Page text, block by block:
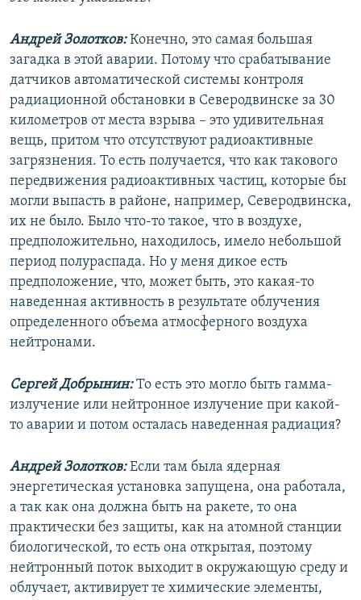
Андрей Золотков:Конечно, это самая большая
загадка в этой аварии. Потому что срабатывание
датчиков автоматической системы контроля
радиационной обстановки в Северодвинске за 30
километров от места взрыва – это удивительная
вещь, притом что отсутствуют радиоактивные
загрязнения. То есть получается, что как такового
передвижения радиоактивных частиц, которые бы
могли выпасть в районе, например, Северодвинска,
их не было. Было что-то такое, что в воздухе,
предположительно, находилось, имело небольшой
период полураспада. Но у меня дикое есть
предположение, что, может быть, это какая-то
наведенная активность в результате облучения
определенного объема атмосферного воздуха
нейтронами.
Сергей Добрынин:То есть это могло быть гамма-
излучение или нейтронное излучение при какой-
то аварии и потом осталась наведенная радиация?
Андрей Золотков:Если там была ядерная
энергетическая установка запущена, она работала,
а так как она должна быть на ракете, то она
практически без защиты, как на атомной станции
биологической, то есть она открытая, поэтому
нейтронный поток выходит в окружающую среду и
облучает, активирует те химические элементы,